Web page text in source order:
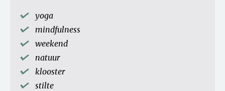
yoga
mindfulness
weekend
natuur
klooster
stilte